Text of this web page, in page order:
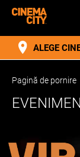
ALEGE
Pagină de pornire